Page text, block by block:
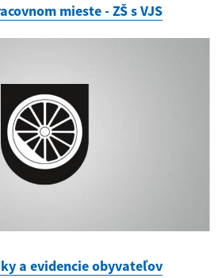
mieste - ZŠ s VJS
a evidencie obyvateľov